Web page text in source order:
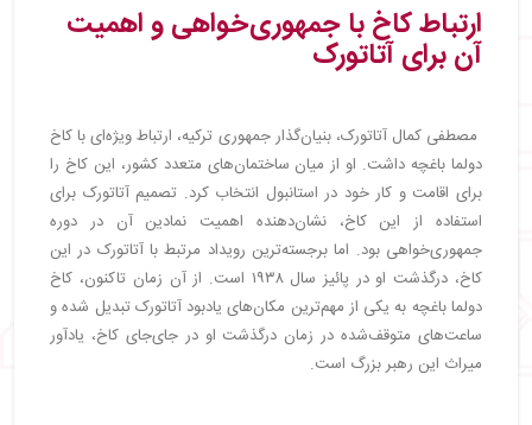
ارتباط کاخ با جمهوری‌خواهی و اهمیت
آن برای آتاتورک
مصطفی کمال آتاتورک، بنیان‌گذار جمهوری ترکیه، ارتباط ویژه‌ای با کاخ
دولما باغچه داشت. او از میان ساختمان‌های متعدد کشور، این کاخ را
برای اقامت و کار خود در استانبول انتخاب کرد. تصمیم آتاتورک برای
استفاده از این کاخ، نشان‌دهنده اهمیت نمادین آن در دوره
جمهوری‌خواهی بود. اما برجسته‌ترین رویداد مرتبط با آتاتورک در این
کاخ، درگذشت او در پائیز سال
۱۹۳۸ است. از آن زمان تاکنون، کاخ
دولما باغچه به یکی از مهم‌ترین مکان‌های یادبود آتاتورک تبدیل شده و
ساعت‌های متوقف‌شده در زمان درگذشت او در جای‌جای کاخ، یادآور
میراث این رهبر بزرگ است.